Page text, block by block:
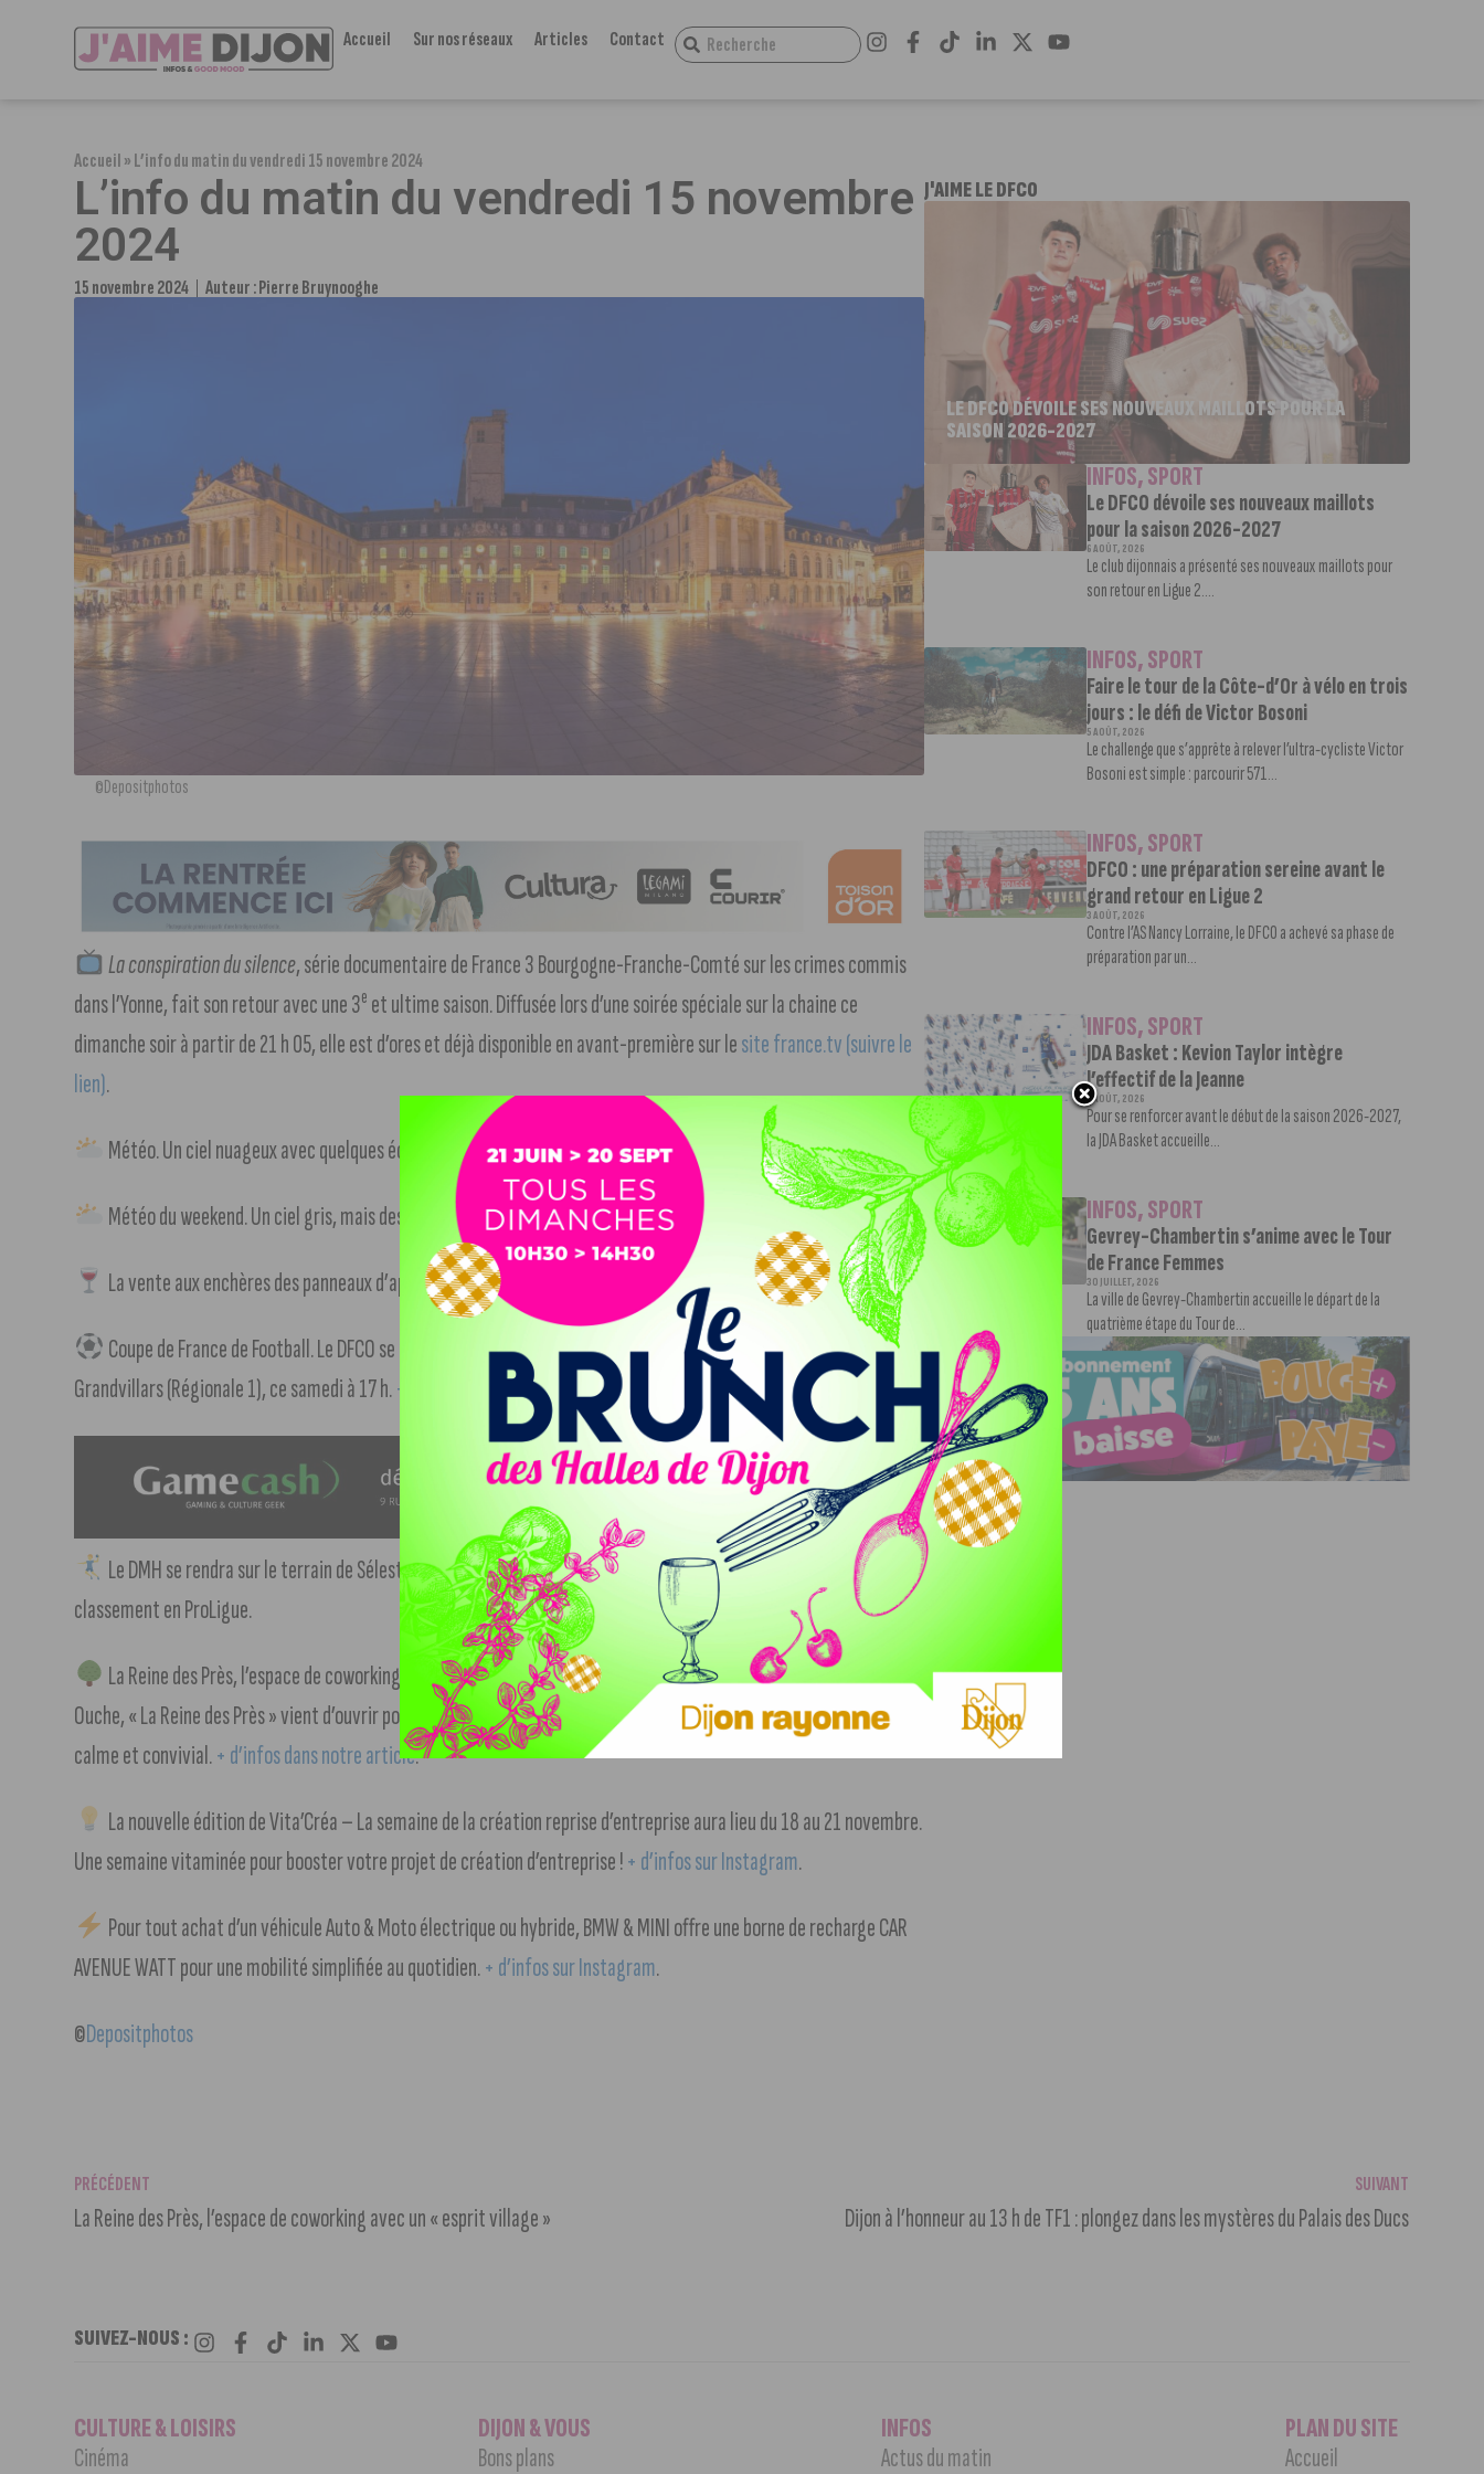
Accueil Sur nos réseaux Articles Contact
Accueil»L’info du matin du vendredi 15 novembre 2024
L’info du matin du vendredi 15 novembre
2024
15 novembre 2024 Auteur :Pierre Bruynooghe
©Depositphotos
La conspiration du silence, série documentaire de France 3 Bourgogne-Franche-Comté sur les crimes commis
dans l’Yonne, fait son retour avec une 3e et ultime saison. Diffusée lors d’une soirée spéciale sur la chaine ce
dimanche soir à partir de 21 h 05, elle est d’ores et déjà disponible en avant-première sur lesite france.tv (suivre le
lien).
Météo. Un ciel nuageux avec quelques éclaircies vers midi. Des maximas à 10 degrés l’après-midi.
Météo du weekend. Un ciel gris, mais des rayons de soleil le samedi après-midi.
La vente aux enchères des panneaux d’appellation viticole organisée par le BIVB a récolté plus de 100.000 euros.
Coupe de France de Football. Le DFCO se rendra dans le Territoire de Belfort pour affronter le club de
Grandvillars (Régionale 1), ce samedi à 17 h.+ d’infos dans notre article.
Le DMH se rendra sur le terrain de Sélestat, 3e, ce vendredi soir à 20 h pour creuser encore un peu plus l’écart au
classement en ProLigue.
La Reine des Près, l’espace de coworking avec un « esprit village ». Situé en pleine nature à Saint-Victor-sur-
Ouche, « La Reine des Près » vient d’ouvrir pour proposer un espace de coworking et un lieu de séminaire, à la fois
calme et convivial.+ d’infos dans notre article.
La nouvelle édition de Vita’Créa – La semaine de la création reprise d’entreprise aura lieu du 18 au 21 novembre.
Une semaine vitaminée pour booster votre projet de création d’entreprise !+ d’infos sur Instagram.
Pour tout achat d’un véhicule Auto & Moto électrique ou hybride, BMW & MINI offre une borne de recharge CAR
AVENUE WATT pour une mobilité simplifiée au quotidien.+ d’infos sur Instagram.
©Depositphotos
J'AIME LE DFCO
LE DFCO DÉVOILE SES NOUVEAUX MAILLOTS POUR LA
SAISON 2026-2027
INFOS,SPORT
Le DFCO dévoile ses nouveaux maillots
pour la saison 2026-2027
6 AOÛT, 2026
Le club dijonnais a présenté ses nouveaux maillots pour
son retour en Ligue 2....
INFOS,SPORT
Faire le tour de la Côte-d’Or à vélo en trois
jours : le défi de Victor Bosoni
5 AOÛT, 2026
Le challenge que s’apprête à relever l’ultra-cycliste Victor
Bosoni est simple : parcourir 571...
INFOS,SPORT
DFCO : une préparation sereine avant le
grand retour en Ligue 2
3 AOÛT, 2026
Contre l’AS Nancy Lorraine, le DFCO a achevé sa phase de
préparation par un...
INFOS,SPORT
JDA Basket : Kevion Taylor intègre
l’effectif de la Jeanne
3 AOÛT, 2026
Pour se renforcer avant le début de la saison 2026-2027,
la JDA Basket accueille...
INFOS,SPORT
Gevrey-Chambertin s’anime avec le Tour
de France Femmes
30 JUILLET, 2026
La ville de Gevrey-Chambertin accueille le départ de la
quatrième étape du Tour de...
PRÉCÉDENT
La Reine des Près, l’espace de coworking avec un « esprit village »
SUIVANT
Dijon à l’honneur au 13 h de TF1 : plongez dans les mystères du Palais des Ducs
SUIVEZ-NOUS :
CULTURE & LOISIRS
Cinéma
DIJON & VOUS
Bons plans
INFOS
Actus du matin
PLAN DU SITE
Accueil